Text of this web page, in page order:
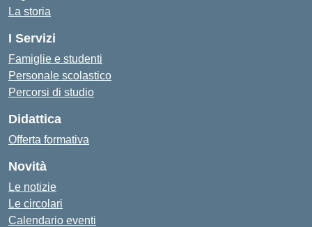
La storia
I Servizi
Famiglie e studenti
Personale scolastico
Percorsi di studio
Didattica
Offerta formativa
Novità
Le notizie
Le circolari
Calendario eventi